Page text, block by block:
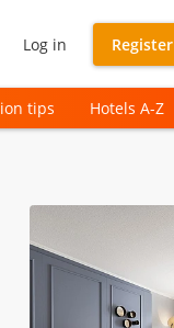
Log in Register
tips Hotels A-Z